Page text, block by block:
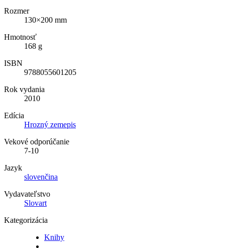
Rozmer
130×200 mm
Hmotnosť
168 g
ISBN
9788055601205
Rok vydania
2010
Edícia
Hrozný zemepis
Vekové odporúčanie
7-10
Jazyk
slovenčina
Vydavateľstvo
Slovart
Kategorizácia
Knihy